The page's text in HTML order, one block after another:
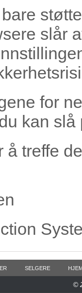
slår
for
kan
å treffe
SELGERE
©